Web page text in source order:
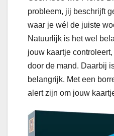
probleem, jij beschrijft
waar je wél de juiste
Natuurlijk is het wel
jouw kaartje
door de mand. Daarbij
belangrijk. Met een
alert zijn om jouw